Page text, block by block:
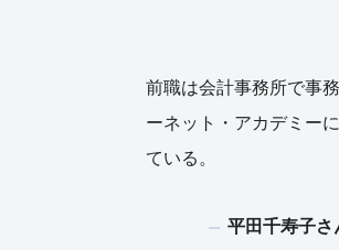
前職は会計事務所で事
ーネット・アカデミー
ている。
平田千寿子さ